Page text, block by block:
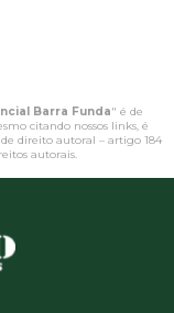
Barra Funda" é de
citando nossos links, é
direito autoral – artigo 184
autorais.